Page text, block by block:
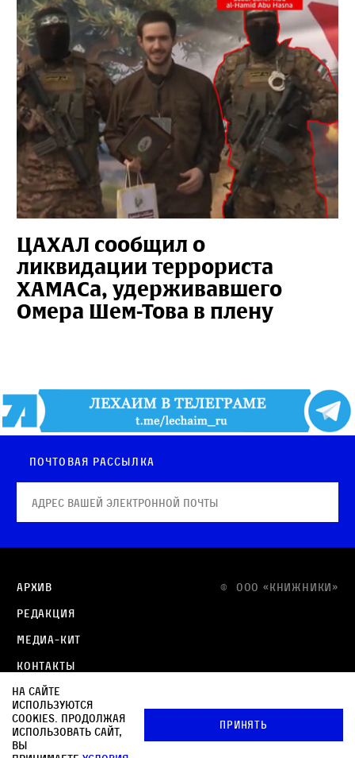
ЦАХАЛ сообщил о
ликвидации террориста
ХАМАСа, удерживавшего
Омера Шем-Това в плену
Почтовая рассылка
© OOO «КНИЖНИКИ»
Архив
Редакция
Медиа-кит
Контакты
Политика в отношении обработки персональных
данных
Политика обработки файлов cookie
На сайте
используются
cookies. Продолжая
использовать сайт,
вы
Принять